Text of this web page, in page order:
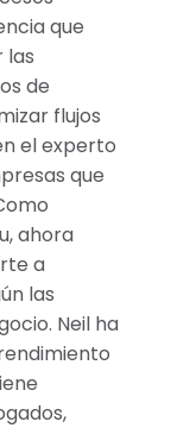
que
las
de
flujos
el experto
que
ahora
a
las
Neil ha